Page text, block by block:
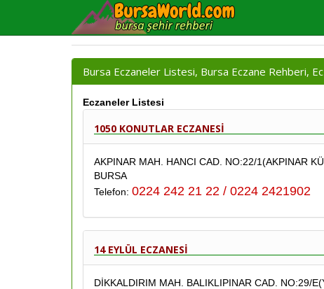
Bursa Eczaneler Listesi, Bursa Eczane Rehberi,
Eczaneler Listesi
1050 KONUTLAR ECZANESİ
AKPINAR MAH. HANCI CAD. NO:22/1(AKPINAR
BURSA
Telefon: 0224 242 21 22 / 0224 2421902
14 EYLÜL ECZANESİ
DİKKALDIRIM MAH. BALIKLIPINAR CAD. NO:29/